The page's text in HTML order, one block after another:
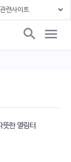
뜻한 열림터